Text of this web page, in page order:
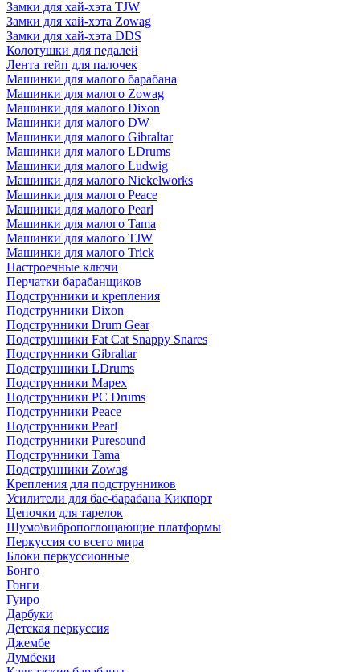
Замки для хай-хэта TJW
Замки для хай-хэта Zowag
Замки для хай-хэта DDS
Колотушки для педалей
Лента тейп для палочек
Машинки для малого барабана
Машинки для малого Zowag
Машинки для малого Dixon
Машинки для малого DW
Машинки для малого Gibraltar
Машинки для малого LDrums
Машинки для малого Ludwig
Машинки для малого Nickelworks
Машинки для малого Peace
Машинки для малого Pearl
Машинки для малого Tama
Машинки для малого TJW
Машинки для малого Trick
Настроечные ключи
Перчатки барабанщиков
Подструнники и крепления
Подструнники Dixon
Подструнники Drum Gear
Подструнники Fat Cat Snappy Snares
Подструнники Gibraltar
Подструнники LDrums
Подструнники Mapex
Подструнники PC Drums
Подструнники Peace
Подструнники Pearl
Подструнники Puresound
Подструнники Tama
Подструнники Zowag
Крепления для подструнников
Усилители для бас-барабана Кикпорт
Цепочки для тарелок
Шумо\вибропоглощающие платформы
Перкуссия со всего мира
Блоки перкуссионные
Бонго
Гонги
Гуиро
Дарбуки
Детская перкуссия
Джембе
Думбеки